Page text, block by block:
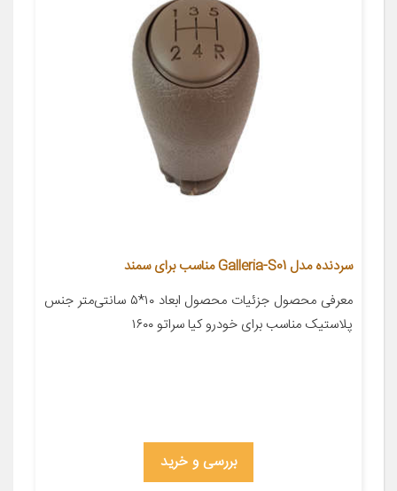
سردنده مدل Galleria-S01 مناسب برای سمند
معرفی محصول جزئیات محصول ابعاد ۱۰*۵ سانتی‌متر جنس
پلاستیک مناسب برای خودرو کیا سراتو ۱۶۰۰
بررسی و خرید